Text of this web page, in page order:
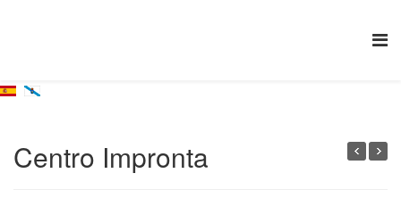
Centro Impronta